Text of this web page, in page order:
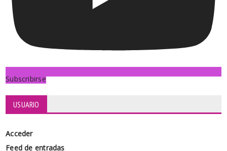
Subscribirse
USUARIO
Acceder
Feed de entradas